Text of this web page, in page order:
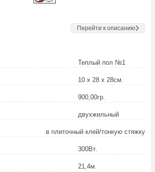
Перейти к описанию
Теплый пол №1
10 х 28 х 28см.
900,00гр.
двухжильный
в плиточный клей/тонкую стяжку
300Вт.
21,4м.